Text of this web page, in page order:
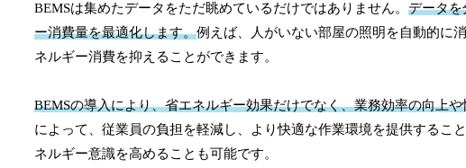
BEMSは集めたデータをただ眺めているだけではありません。 データを
ー消費量を最適化します。例えば、人がいない部屋の照明を自動的に
ネルギー消費を抑えることができます。
BEMSの導入により、省エネルギー効果だけでなく、業務効率の向上
によって、従業員の負担を軽減し、より快適な作業環境を提供するこ
ネルギー意識を高めることも可能です。